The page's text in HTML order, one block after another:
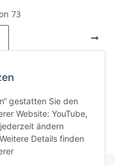
73
gestatten Sie den
Website: YouTube,
ändern
Details finden